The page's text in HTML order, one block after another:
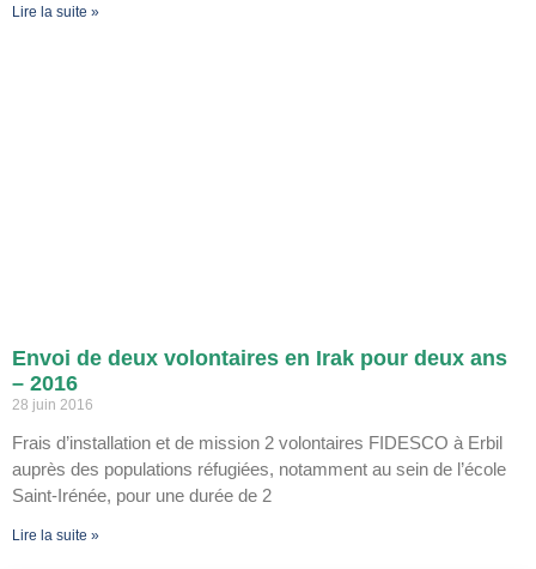
Lire la suite »
Envoi de deux volontaires en Irak pour deux ans
– 2016
28 juin 2016
Frais d’installation et de mission 2 volontaires FIDESCO à Erbil
auprès des populations réfugiées, notamment au sein de l’école
Saint-Irénée, pour une durée de 2
Lire la suite »